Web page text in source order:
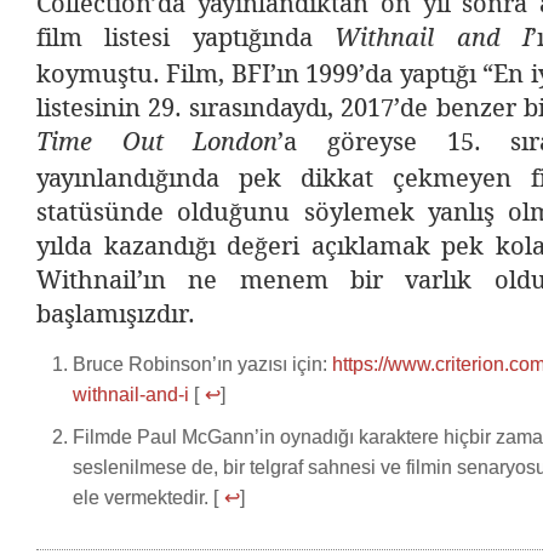
film listesi yaptığında
Withnail and I
koymuştu. Film, BFI’ın 1999’da yaptığı
listesinin 29. sırasındaydı, 2017’de benzer
Time Out London’a göreyse 15.
yayınlandığında pek dikkat
statüsünde olduğunu söylemek yanlış
yılda kazandığı değeri açıklamak pek
Withnail’ın ne menem bir varlık
başlamışızdır.
Bruce Robinson’ın yazısı için: https://
withnail-and-i [ ↩]
Filmde Paul McGann’in oynadığı karaktere hiçbir
seslenilmese de, bir telgraf sahnesi ve filmin
ele vermektedir. [ ↩]